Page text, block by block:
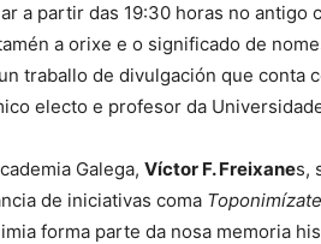
a partir das 19:30 horas no
a orixe e o significado de
traballo de divulgación que conta
electo e profesor da
Galega, Víctor F. Freixanes,
de iniciativas coma Toponimízate
forma parte da nosa memoria